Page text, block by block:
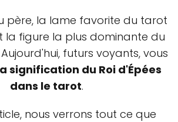
père, la lame favorite du tarot
la figure la plus dominante du
futurs voyants, vous
signification du Roi d'Épées
dans le tarot.
nous verrons tout ce que